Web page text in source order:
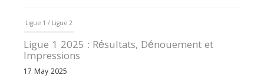
Ligue 1 / Ligue 2
Ligue 1 2025 : Résultats, Dénouement et
Impressions
17 May 2025